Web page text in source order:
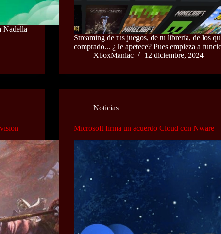
Nadella
Streaming de tus juegos, de tu librería, de los
comprado... ¿Te apetece? Pues empieza a
XboxManiac
12 diciembre, 2024
Noticias
Microsoft firma un acuerdo Cloud con Nware